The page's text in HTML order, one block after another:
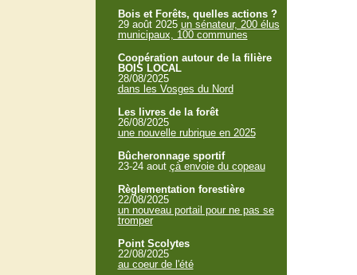
Bois et Forêts, quelles actions ?
29 août 2025 un sénateur, 200 élus
municipaux, 100 communes
Coopération autour de la filière
BOIS LOCAL
28/08/2025
dans les Vosges du Nord
Les livres de la forêt
26/08/2025
une nouvelle rubrique en 2025
Bûcheronnage sportif
23-24 aout çà envoie du copeau
Règlementation forestière
22/08/2025
un nouveau portail pour ne pas se
tromper
Point Scolytes
22/08/2025
au coeur de l'été